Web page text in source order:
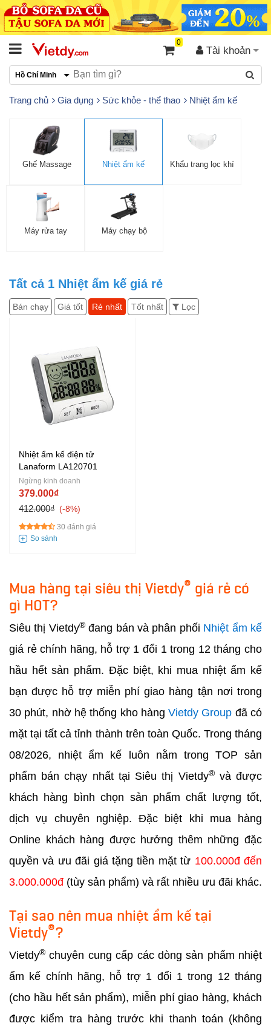
Tài khoản
0
Hồ Chí Minh
Trang chủ Gia dụng Sức khỏe - thể thao Nhiệt ẩm kế
Ghế Massage Nhiệt ẩm kế Khẩu trang lọc khí
Máy rửa tay Máy chạy bộ
Tất cả 1 Nhiệt ẩm kế giá rẻ
Bán chạy Giá tốt Rẻ nhất Tốt nhất Lọc
Nhiệt ẩm kế điện tử
Lanaform LA120701
Ngừng kinh doanh
379.000₫
412.000₫
-8%
30 đánh giá
Mua hàng tại siêu thị Vietdy® giá rẻ có
gì HOT?
Siêu thị Vietdy®đang bán và phân phối Nhiệt ẩm kế
giá rẻ chính hãng, hỗ trợ 1 đổi 1 trong 12 tháng cho
hầu hết sản phẩm. Đặc biệt, khi mua nhiệt ẩm kế
bạn được hỗ trợ miễn phí giao hàng tận nơi trong
30 phút, nhờ hệ thống kho hàngVietdy Group đã có
mặt tại tất cả tỉnh thành trên toàn Quốc. Trong tháng
08/2026, nhiệt ẩm kế luôn nằm trong TOP sản
phẩm bán chạy nhất tại Siêu thị Vietdy®và được
khách hàng bình chọn sản phẩm chất lượng tốt,
dịch vụ chuyên nghiệp. Đặc biệt khi mua hàng
Online khách hàng được hưởng thêm những đặc
quyền và ưu đãi giá tặng tiền mặt từ 100.000đ đến
3.000.000đ (tùy sản phẩm) và rất nhiều ưu đãi khác.
Tại sao nên mua nhiệt ẩm kế tại
Vietdy®?
Vietdy® chuyên cung cấp các dòng sản phẩm nhiệt
ẩm kế chính hãng, hỗ trợ 1 đổi 1 trong 12 tháng
(cho hầu hết sản phẩm), miễn phí giao hàng, khách
được kiểm tra hàng trước khi thanh toán (không